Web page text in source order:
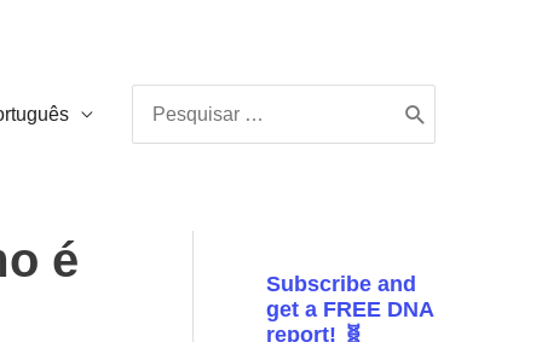
é
Subscribe and
get a FREE DNA
report! 🧬